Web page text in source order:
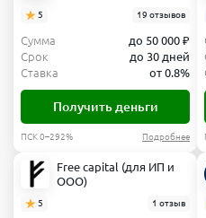
5 19 отзывов
Сумма
до 50 000 ₽
Срок
до 30 дней
Ставка
от 0.8%
Получить деньги
ПСК 0–292% Подробнее
Free capital (для ИП и
ООО)
5 1 отзыв